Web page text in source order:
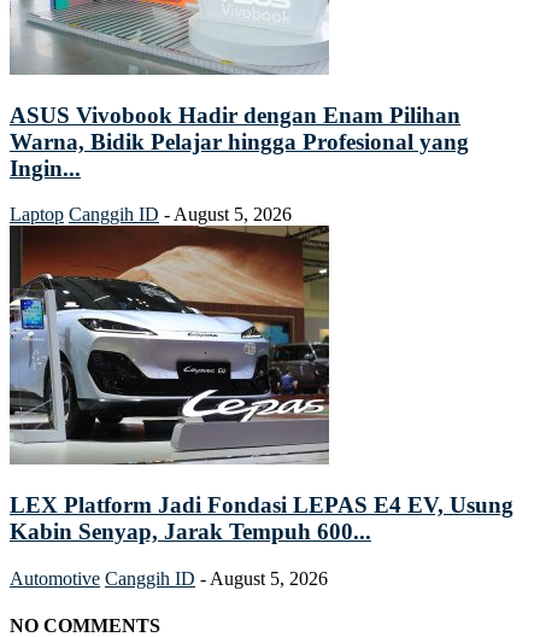
ASUS Vivobook Hadir dengan Enam Pilihan
Warna, Bidik Pelajar hingga Profesional yang
Ingin...
Laptop Canggih ID - August 5, 2026
LEX Platform Jadi Fondasi LEPAS E4 EV, Usung
Kabin Senyap, Jarak Tempuh 600...
Automotive Canggih ID - August 5, 2026
NO COMMENTS